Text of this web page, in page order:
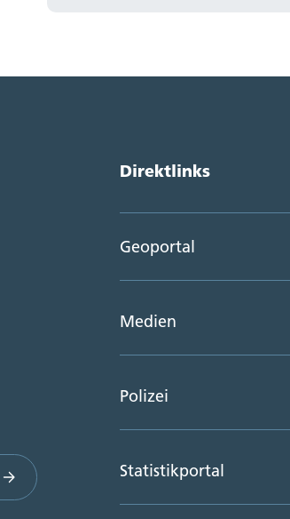
Direktlinks
Geoportal
Medien
Polizei
Statistikportal